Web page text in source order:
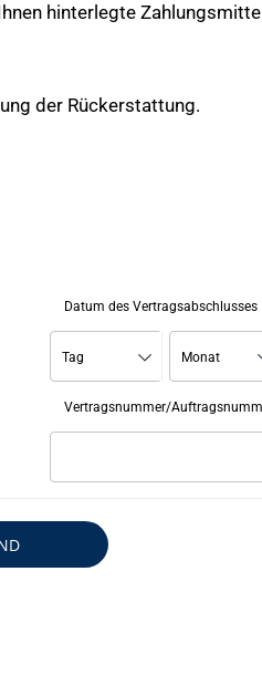
hinterlegte
der Rückerstattung.
Datum des Vertragsabschlusses
Tag Monat
Vertragsnummer/